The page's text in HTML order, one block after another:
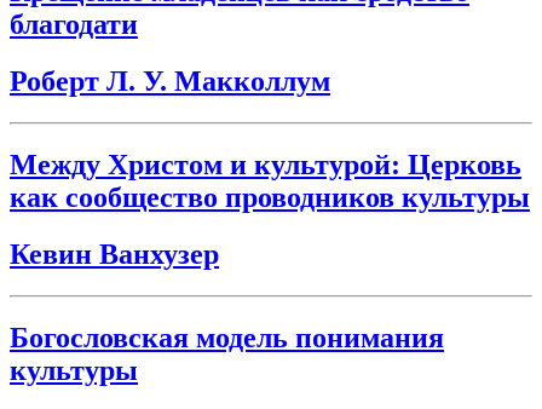
благодати
Роберт Л. У. Макколлум
Между Христом и культурой: Церковь
как сообщество проводников культуры
Кевин Ванхузер
Богословская модель понимания
культуры